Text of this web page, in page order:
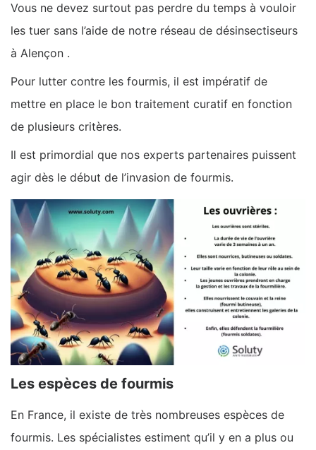
Vous ne devez surtout pas perdre du temps à vouloir
les tuer sans l’aide de notre réseau de désinsectiseurs
à Alençon .
Pour lutter contre les fourmis, il est impératif de
mettre en place le bon traitement curatif en fonction
de plusieurs critères.
Il est primordial que nos experts partenaires puissent
agir dès le début de l’invasion de fourmis.
Les espèces de fourmis
En France, il existe de très nombreuses espèces de
fourmis. Les spécialistes estiment qu’il y en a plus ou